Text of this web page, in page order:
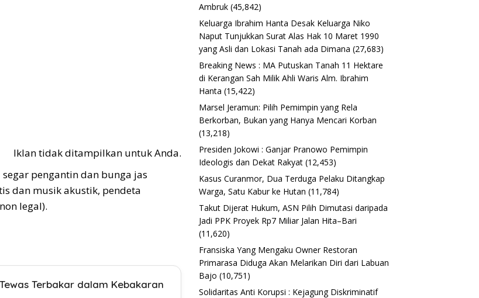
Iklan tidak ditampilkan untuk Anda.
pengantin dan bunga jas
dan musik akustik, pendeta
legal).
Terbakar dalam Kebakaran
Ambruk (45,842)
Keluarga Ibrahim Hanta Desak Keluarga Niko
Naput Tunjukkan Surat Alas Hak 10 Maret 1990
yang Asli dan Lokasi Tanah ada Dimana (27,683)
Breaking News : MA Putuskan Tanah 11 Hektare
di Kerangan Sah Milik Ahli Waris Alm. Ibrahim
Hanta (15,422)
Marsel Jeramun: Pilih Pemimpin yang Rela
Berkorban, Bukan yang Hanya Mencari Korban
(13,218)
Presiden Jokowi : Ganjar Pranowo Pemimpin
Ideologis dan Dekat Rakyat (12,453)
Kasus Curanmor, Dua Terduga Pelaku Ditangkap
Warga, Satu Kabur ke Hutan (11,784)
Takut Dijerat Hukum, ASN Pilih Dimutasi daripada
Jadi PPK Proyek Rp7 Miliar Jalan Hita–Bari
(11,620)
Fransiska Yang Mengaku Owner Restoran
Primarasa Diduga Akan Melarikan Diri dari Labuan
Bajo (10,751)
Solidaritas Anti Korupsi : Kejagung Diskriminatif